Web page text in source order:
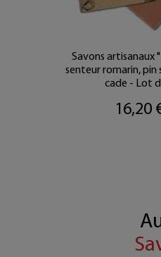
Savons artisanaux
senteur romarin, pin
cade - Lot
16,20